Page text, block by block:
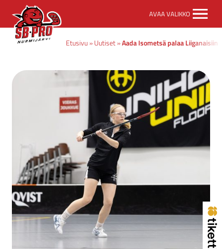
Pro
etusivulle
AVAA VALIKKO
Etusivu»Uutiset»Aada Isometsä palaa Liiganaisiin